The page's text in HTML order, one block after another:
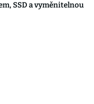
SSD a vyměnitelnou